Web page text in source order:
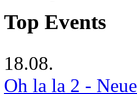
Top Events
18.08.
Oh la la 2 -